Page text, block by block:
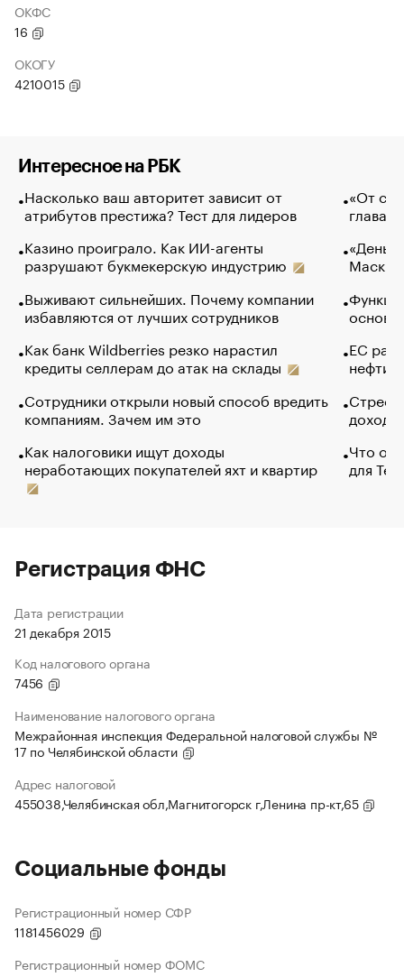
ОКФС
16
ОКОГУ
4210015
Интересное на РБК
Насколько ваш авторитет зависит от
атрибутов престижа? Тест для лидеров
Казино проиграло. Как ИИ-агенты
разрушают букмекерскую индустрию
Выживают сильнейших. Почему компании
избавляются от лучших сотрудников
Как банк Wildberries резко нарастил
кредиты селлерам до атак на склады
Сотрудники открыли новый способ вредить
компаниям. Зачем им это
Как налоговики ищут доходы
неработающих покупателей яхт и квартир
«От
глава
Маск в
основ
ЕС
нефти
Что
для
Регистрация ФНС
Дата регистрации
21 декабря 2015
Код налогового органа
7456
Наименование налогового органа
Межрайонная инспекция Федеральной налоговой службы №
17 по Челябинской области
Адрес налоговой
455038,Челябинская обл,Магнитогорск г,Ленина пр-кт,65
Социальные фонды
Регистрационный номер СФР
1181456029
Регистрационный номер ФОМС